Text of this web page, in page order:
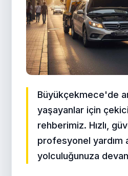
Büyükçekmece'de
yaşayanlar için
rehberimiz. Hızlı,
profesyonel yardım
yolculuğunuza